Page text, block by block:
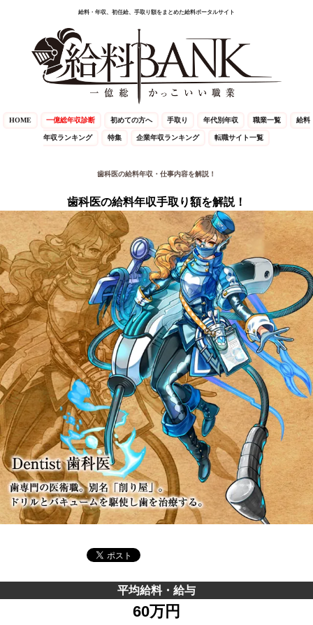
給料・年収、初任給、手取り額をまとめた給料ポータルサイト
HOME 一億総年収診断 初めての方へ 手取り 年代別年収 職業一覧 給料
年収ランキング 特集 企業年収ランキング 転職サイト一覧
歯科医の給料年収・仕事内容を解説！
歯科医の給料年収手取り額を解説！
平均給料・給与
60万円